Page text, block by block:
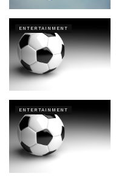
ENTERTAINMENT
ENTERTAINMENT